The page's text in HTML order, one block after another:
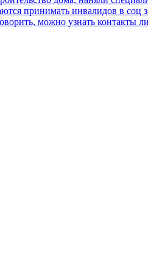
принимать инвалидов в
можно узнать контакты